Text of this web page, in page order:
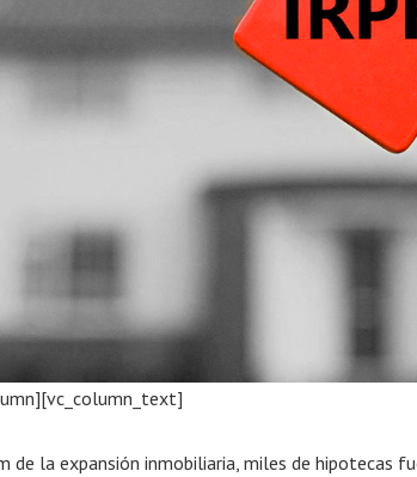
de la expansión inmobiliaria, miles de hipotecas